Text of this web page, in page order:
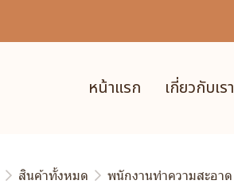
หน้าแรก เกี่ยวกับเรา
สินค้าทั้งหมด พนักงานทำความสะอาด